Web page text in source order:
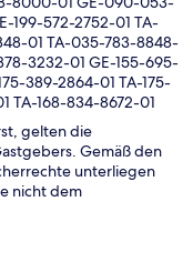
199-572-2752-01 TA-
01 TA-035-783-8848-
3232-01 GE-155-695-
389-2864-01 TA-175-
TA-168-834-8672-01
gelten die
Gemäß den
unterliegen
nicht dem